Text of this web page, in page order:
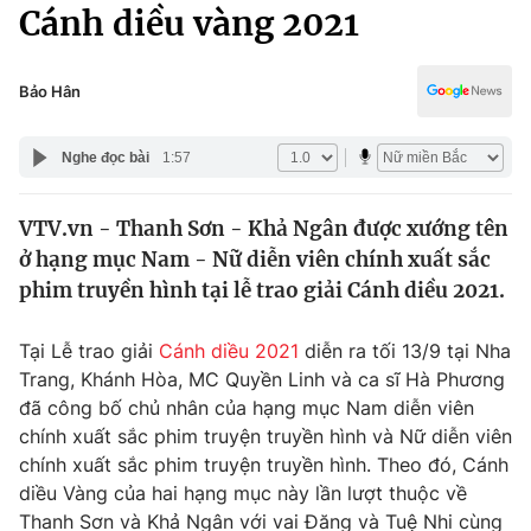
Chính trị
Pháp luật
Thế giới
Thế giới đó đây
Câu chuyện quốc tế
Kinh tế
Tài chính
Thị trường
Góc doanh nghiệp
Dữ liệu và đời sống
Truyền hình
Truyền hình
Công nghệ
Cánh diều vàng 2021
Bảo Hân
Nghe đọc bài 1:57
VTV.vn - Thanh Sơn - Khả Ngân được xướng tên
ở hạng mục Nam - Nữ diễn viên chính xuất sắc
phim truyền hình tại lễ trao giải Cánh diều 2021.
Tại Lễ trao giải Cánh diều 2021 diễn ra tối 13/9 tại Nha
Trang, Khánh Hòa, MC Quyền Linh và ca sĩ Hà Phương
đã công bố chủ nhân của hạng mục Nam diễn viên
chính xuất sắc phim truyện truyền hình và Nữ diễn viên
chính xuất sắc phim truyện truyền hình. Theo đó, Cánh
diều Vàng của hai hạng mục này lần lượt thuộc về
Thanh Sơn và Khả Ngân với vai Đăng và Tuệ Nhi cùng